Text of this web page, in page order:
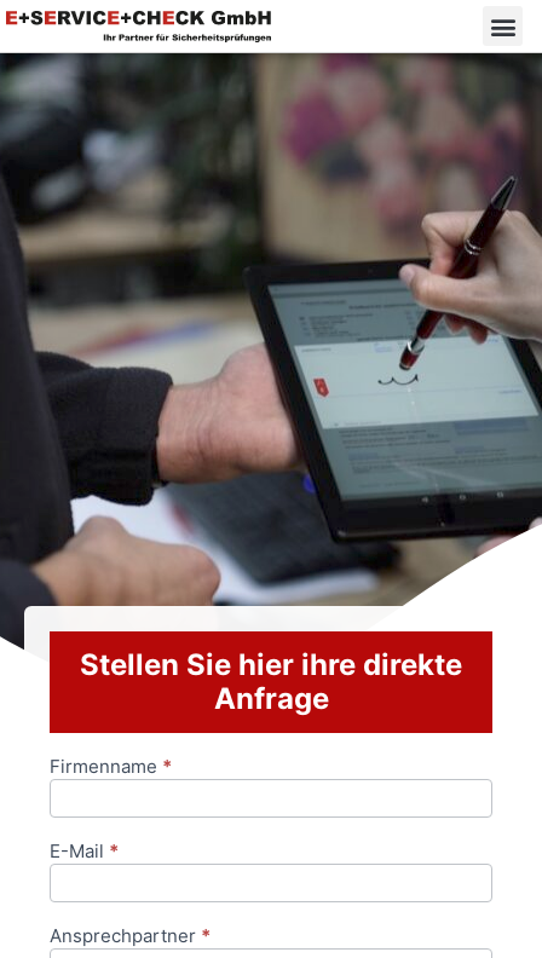
Stellen Sie hier ihre direkte
Anfrage
Anfrageformular
Firmenname *
E-Mail *
Ansprechpartner *